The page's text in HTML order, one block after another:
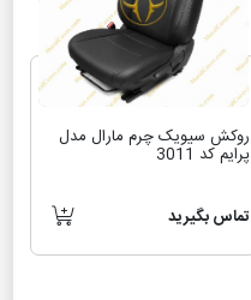
روکش سیویک چرم مارال مدل
پرایم کد 3011
تماس بگیرید